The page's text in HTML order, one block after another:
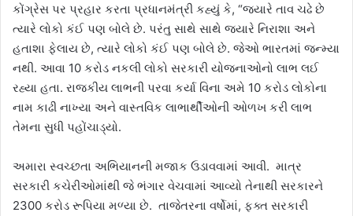
કોંગ્રેસ પર પ્રહાર કરતા પ્રધાનમંત્રી કહ્યું કે, “જ્યારે તાવ ચઢે છે
ત્યારે લોકો કંઈ પણ બોલે છે. પરંતુ સાથે સાથે જ્યારે નિરાશા અને
હતાશા ફેલાય છે, ત્યારે લોકો કંઈ પણ બોલે છે. જેઓ ભારતમાં જન્મ્યા
નથી. આવા 10 કરોડ નકલી લોકો સરકારી યોજનાઓનો લાભ લઈ
રહ્યા હતા. રાજકીય લાભની પરવા કર્યા વિના અમે 10 કરોડ લોકોના
નામ કાઢી નાખ્યા અને વાસ્તવિક લાભાર્થીઓની ઓળખ કરી લાભ
તેમના સુધી પહોંચાડ્યો.
અમારા સ્વચ્છતા અભિયાનની મજાક ઉડાવવામાં આવી. માત્ર
સરકારી કચેરીઓમાંથી જે ભંગાર વેચવામાં આવ્યો તેનાથી સરકારને
2300 કરોડ રૂપિયા મળ્યા છે. તાજેતરના વર્ષોમાં, ફક્ત સરકારી